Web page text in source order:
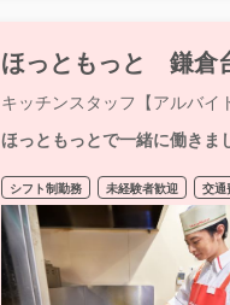
ほっともっと 鎌
キッチンスタッフ【アルバイ
ほっともっとで一緒に働き
シフト制勤務 未経験者歓迎 交通